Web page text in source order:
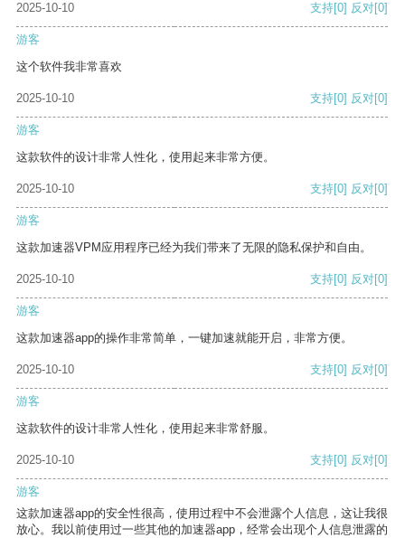
2025-10-10 支持[0] 反对[0]
游客
这个软件我非常喜欢
2025-10-10 支持[0] 反对[0]
游客
这款软件的设计非常人性化，使用起来非常方便。
2025-10-10 支持[0] 反对[0]
游客
这款加速器VPM应用程序已经为我们带来了无限的隐私保护和自由。
2025-10-10 支持[0] 反对[0]
游客
这款加速器app的操作非常简单，一键加速就能开启，非常方便。
2025-10-10 支持[0] 反对[0]
游客
这款软件的设计非常人性化，使用起来非常舒服。
2025-10-10 支持[0] 反对[0]
游客
这款加速器app的安全性很高，使用过程中不会泄露个人信息，这让我很
放心。我以前使用过一些其他的加速器app，经常会出现个人信息泄露的